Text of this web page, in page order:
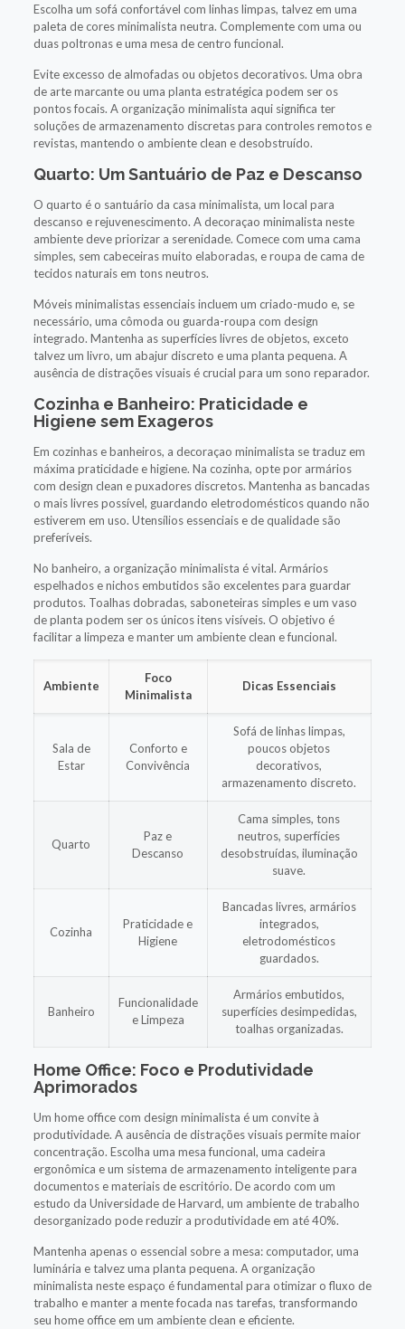
Escolha um sofá confortável com linhas limpas, talvez em uma
paleta de cores minimalista neutra. Complemente com uma ou
duas poltronas e uma mesa de centro funcional.
Evite excesso de almofadas ou objetos decorativos. Uma obra
de arte marcante ou uma planta estratégica podem ser os
pontos focais. A organização minimalista aqui significa ter
soluções de armazenamento discretas para controles remotos e
revistas, mantendo o ambiente clean e desobstruído.
Quarto: Um Santuário de Paz e Descanso
O quarto é o santuário da casa minimalista, um local para
descanso e rejuvenescimento. A decoraçao minimalista neste
ambiente deve priorizar a serenidade. Comece com uma cama
simples, sem cabeceiras muito elaboradas, e roupa de cama de
tecidos naturais em tons neutros.
Móveis minimalistas essenciais incluem um criado-mudo e, se
necessário, uma cômoda ou guarda-roupa com design
integrado. Mantenha as superfícies livres de objetos, exceto
talvez um livro, um abajur discreto e uma planta pequena. A
ausência de distrações visuais é crucial para um sono reparador.
Cozinha e Banheiro: Praticidade e
Higiene sem Exageros
Em cozinhas e banheiros, a decoraçao minimalista se traduz em
máxima praticidade e higiene. Na cozinha, opte por armários
com design clean e puxadores discretos. Mantenha as bancadas
o mais livres possível, guardando eletrodomésticos quando não
estiverem em uso. Utensílios essenciais e de qualidade são
preferíveis.
No banheiro, a organização minimalista é vital. Armários
espelhados e nichos embutidos são excelentes para guardar
produtos. Toalhas dobradas, saboneteiras simples e um vaso
de planta podem ser os únicos itens visíveis. O objetivo é
facilitar a limpeza e manter um ambiente clean e funcional.
Ambiente
Foco
Minimalista
Dicas Essenciais
Sala de
Estar
Conforto e
Convivência
Sofá de linhas limpas,
poucos objetos
decorativos,
armazenamento discreto.
Quarto
Paz e
Descanso
Cama simples, tons
neutros, superfícies
desobstruídas, iluminação
suave.
Cozinha
Praticidade e
Higiene
Bancadas livres, armários
integrados,
eletrodomésticos
guardados.
Banheiro
Funcionalidade
e Limpeza
Armários embutidos,
superfícies desimpedidas,
toalhas organizadas.
Home Office: Foco e Produtividade
Aprimorados
Um home office com design minimalista é um convite à
produtividade. A ausência de distrações visuais permite maior
concentração. Escolha uma mesa funcional, uma cadeira
ergonômica e um sistema de armazenamento inteligente para
documentos e materiais de escritório. De acordo com um
estudo da Universidade de Harvard, um ambiente de trabalho
desorganizado pode reduzir a produtividade em até 40%.
Mantenha apenas o essencial sobre a mesa: computador, uma
luminária e talvez uma planta pequena. A organização
minimalista neste espaço é fundamental para otimizar o fluxo de
trabalho e manter a mente focada nas tarefas, transformando
seu home office em um ambiente clean e eficiente.